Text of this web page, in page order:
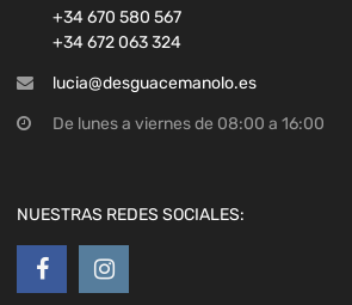
+34 670 580 567
+34 672 063 324
lucia@desguacemanolo.es
De lunes a viernes de 08:00 a 16:00
NUESTRAS REDES SOCIALES: